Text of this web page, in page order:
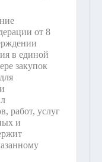
от 8
в единой
закупок
работ, услуг
и